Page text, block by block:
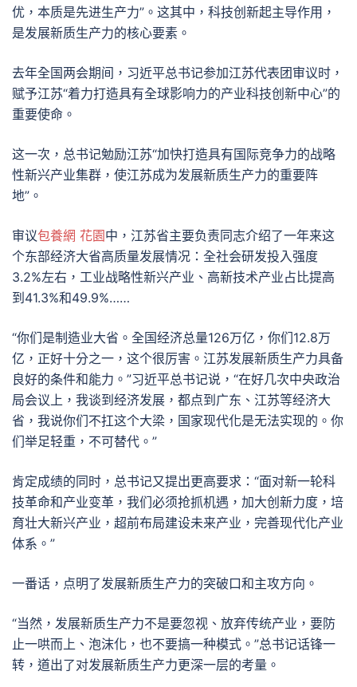
优，本质是先进生产力”。这其中，科技创新起主导作用，
是发展新质生产力的核心要素。
去年全国两会期间，习近平总书记参加江苏代表团审议时，
赋予江苏“着力打造具有全球影响力的产业科技创新中心”的
重要使命。
这一次，总书记勉励江苏“加快打造具有国际竞争力的战略
性新兴产业集群，使江苏成为发展新质生产力的重要阵
地”。
审议包養網 花園中，江苏省主要负责同志介绍了一年来这
个东部经济大省高质量发展情况：全社会研发投入强度
3.2%左右，工业战略性新兴产业、高新技术产业占比提高
到41.3%和49.9%……
“你们是制造业大省。全国经济总量126万亿，你们12.8万
亿，正好十分之一，这个很厉害。江苏发展新质生产力具备
良好的条件和能力。”习近平总书记说，“在好几次中央政治
局会议上，我谈到经济发展，都点到广东、江苏等经济大
省，我说你们不扛这个大梁，国家现代化是无法实现的。你
们举足轻重，不可替代。”
肯定成绩的同时，总书记又提出更高要求：“面对新一轮科
技革命和产业变革，我们必须抢抓机遇，加大创新力度，培
育壮大新兴产业，超前布局建设未来产业，完善现代化产业
体系。”
一番话，点明了发展新质生产力的突破口和主攻方向。
“当然，发展新质生产力不是要忽视、放弃传统产业，要防
止一哄而上、泡沫化，也不要搞一种模式。”总书记话锋一
转，道出了对发展新质生产力更深一层的考量。